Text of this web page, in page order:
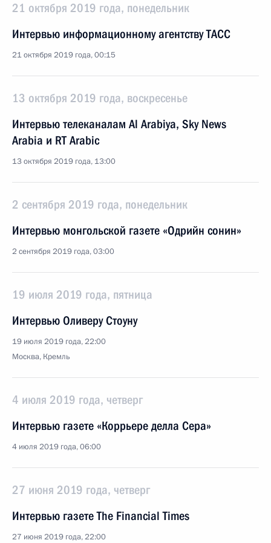
21 октября 2019 года, понедельник
Интервью информационному агентству ТАСС
21 октября 2019 года, 00:15
13 октября 2019 года, воскресенье
Интервью телеканалам Al Arabiya, Sky News
Arabia и RT Arabic
13 октября 2019 года, 13:00
2 сентября 2019 года, понедельник
Интервью монгольской газете «Одрийн сонин»
2 сентября 2019 года, 03:00
19 июля 2019 года, пятница
Интервью Оливеру Стоуну
19 июля 2019 года, 22:00
Москва, Кремль
4 июля 2019 года, четверг
Интервью газете «Коррьере делла Сера»
4 июля 2019 года, 06:00
27 июня 2019 года, четверг
Интервью газете The Financial Times
27 июня 2019 года, 22:00